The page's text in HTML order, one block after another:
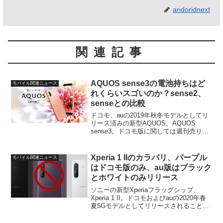
andoridnext
関連記事
モバイル関連ニュース
AQUOS sense3の電池持ちはど
れくらいスゴいのか？sense2、
senseとの比較
ドコモ、auの2019年秋冬モデルとしてリ
リース済みの新型AQUOS、AQUOS
sense3。ドコモ版に関しては週刊売り上
いう印象。搭載チップが2年...
モバイル関連ニュース
Xperia 1 IIのカラバリ、パープル
はドコモ版のみ、au版はブラック
とホワイトのみリリース
ソニーの新型Xperiaフラッグシップ、
Xperia 1 II。ドコモおよびauの2020年春
夏5Gモデルとしてリリースされることが